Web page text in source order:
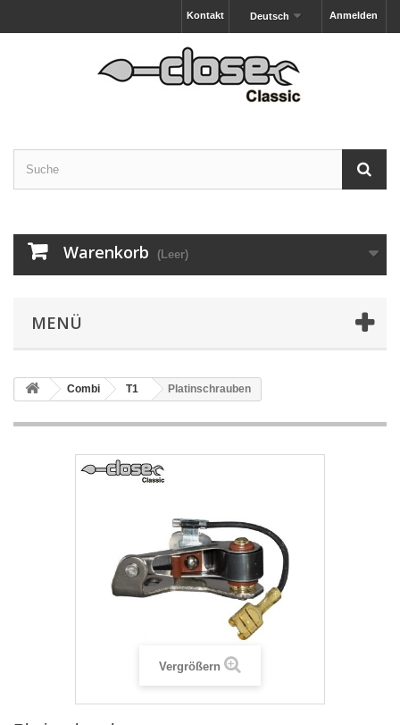
Anmelden
Deutsch
Kontakt
Warenkorb (Leer)
MENÜ
Combi T1 Platinschrauben
Vergrößern